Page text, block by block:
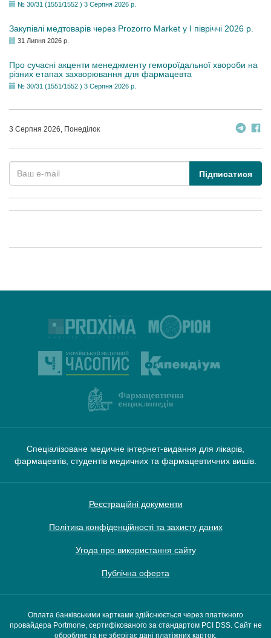
№ 30/31 (1551/1552 ) 3 Серпня 2026 р.
Закупівлі медтоварів через Prozorro Market у I півріччі 2026 р.
31 Липня 2026 р.
Про сучасні акценти менеджменту гемороїдальної хвороби на
різних етапах захворювання для фармацевта
№ 30/31 (1551/1552 ) 3 Серпня 2026 р.
3 Серпня 2026, Понеділок
Підписатися
Спеціалізоване медичне інтернет-видання для лікарів,
фармацевтів, студентів медичних та фармацевтичних вишів.
Реєстраційні документи
Політика конфіденційності та захисту даних
Угода про використання сайту
Публічна оферта
Оплата банківськими картками здійснюється через платіжного
провайдера Portmone, сертифікованого за стандартом PCI DSS. Сайт не
обробляє та не зберігає дані платіжних карток.